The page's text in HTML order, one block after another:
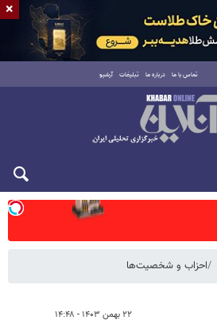
تماس با ما درباره ما تبلیغات آرشیو
احزاب و شخصیت‌ها
۲۲ بهمن ۱۴۰۳ - ۱۴:۴۸
×